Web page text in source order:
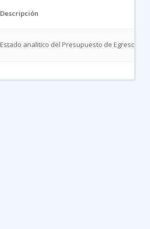
Descripción
Estado analitico del Presupuesto de Egresos